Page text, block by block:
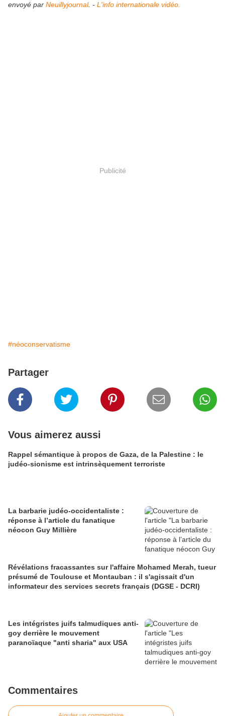
envoyé par Neuillyjournal. - L'info internationale vidéo.
Publicité
#néoconservatisme
Partager
Vous aimerez aussi
Rappel sémantique à propos de Gaza, de la Palestine : le
judéo-sionisme est intrinsèquement terroriste
La barbarie judéo-occidentaliste :
réponse à l’article du fanatique
néocon Guy Millière
Révélations fracassantes sur l'affaire Mohamed Merah, tueur
présumé de Toulouse et Montauban : il s'agissait d'un
informateur des services secrets français (DGSE - DCRI)
Les intégristes juifs talmudiques anti-
goy derrière le mouvement
paranoïaque "anti sharia" aux USA
Commentaires